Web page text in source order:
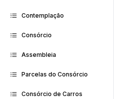
Contemplação
Consórcio
Assembleia
Parcelas do Consórcio
Consórcio de Carros